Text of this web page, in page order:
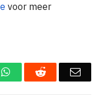
voor meer
WhatsAppReddit